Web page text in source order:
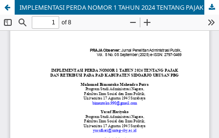
IMPLEMENTASI PERDA NOMOR 1 TAHUN 2024 TENTANG PAJAK DAN RETRIBUSI PADA PAD KABUPATEN SIDOARJO URUSAN PBG